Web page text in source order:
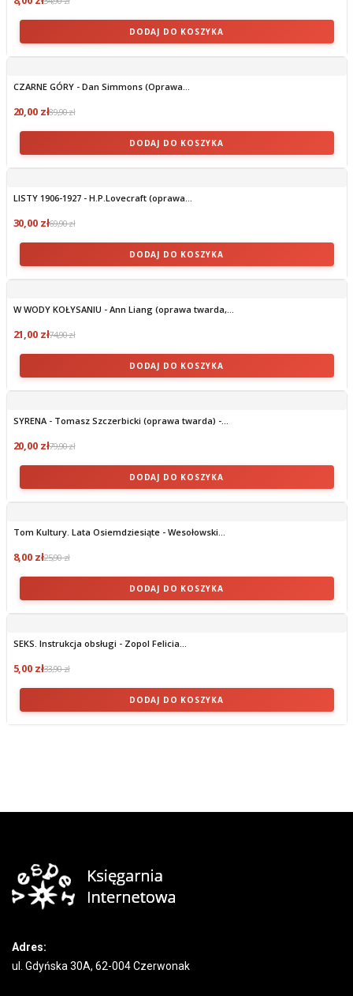
DODAJ DO KOSZYKA
CZARNE GÓRY - Dan Simmons (Oprawa...
20,00 zł89,90 zł
DODAJ DO KOSZYKA
LISTY 1906-1927 - H.P.Lovecraft (oprawa...
30,00 zł69,90 zł
DODAJ DO KOSZYKA
W WODY KOŁYSANIU - Ann Liang (oprawa twarda,...
21,00 zł74,90 zł
DODAJ DO KOSZYKA
SYRENA - Tomasz Szczerbicki (oprawa twarda) -...
20,00 zł79,90 zł
DODAJ DO KOSZYKA
Tom Kultury. Lata Osiemdziesiąte - Wesołowski...
8,00 zł25,90 zł
DODAJ DO KOSZYKA
SEKS. Instrukcja obsługi - Zopol Felicia...
5,00 zł33,90 zł
DODAJ DO KOSZYKA
Adres:
ul. Gdyńska 30A, 62-004 Czerwonak